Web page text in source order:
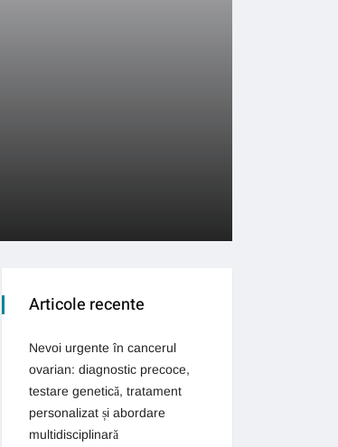
Articole recente
Nevoi urgente în cancerul
ovarian: diagnostic precoce,
testare genetică, tratament
personalizat și abordare
multidisciplinară